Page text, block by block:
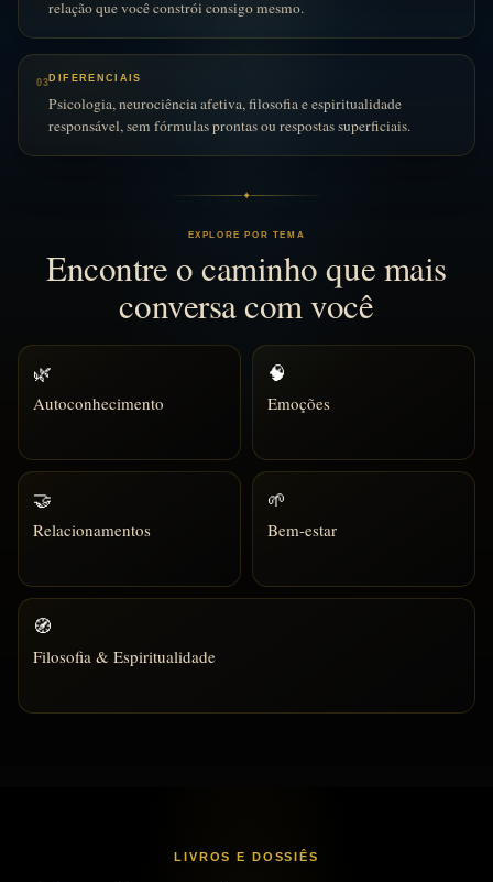
relação que você constrói consigo mesmo.
03DIFERENCIAIS
Psicologia, neurociência afetiva, filosofia e espiritualidade
responsável, sem fórmulas prontas ou respostas superficiais.
✦
EXPLORE POR TEMA
Encontre o caminho que mais
conversa com você
🌿
Autoconhecimento
🧠
Emoções
🤝
Relacionamentos
🌱
Bem-estar
🧭
Filosofia & Espiritualidade
LIVROS E DOSSIÊS